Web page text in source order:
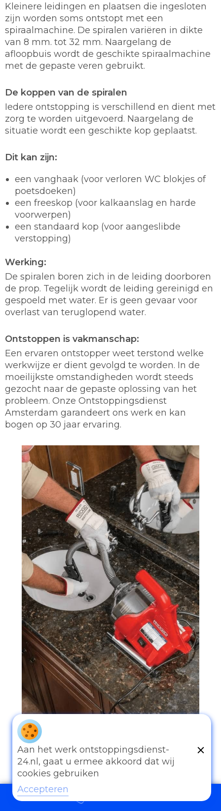
097006521500
Kleinere leidingen en plaatsen die ingesloten
zijn worden soms ontstopt met een
spiraalmachine. De spiralen variëren in dikte
van 8 mm. tot 32 mm. Naargelang de
afloopbuis wordt de geschikte spiraalmachine
met de gepaste veren gebruikt.
De koppen van de spiralen
Iedere ontstopping is verschillend en dient met
zorg te worden uitgevoerd. Naargelang de
situatie wordt een geschikte kop geplaatst.
Dit kan zijn:
een vanghaak (voor verloren WC blokjes of
poetsdoeken)
een freeskop (voor kalkaanslag en harde
voorwerpen)
een standaard kop (voor aangeslibde
verstopping)
Werking:
De spiralen boren zich in de leiding doorboren
de prop. Tegelijk wordt de leiding gereinigd en
gespoeld met water. Er is geen gevaar voor
overlast van teruglopend water.
Ontstoppen is vakmanschap:
Een ervaren ontstopper weet terstond welke
werkwijze er dient gevolgd te worden. In de
moeilijkste omstandigheden wordt steeds
gezocht naar de gepaste oplossing van het
probleem. Onze Ontstoppingsdienst
Amsterdam garandeert ons werk en kan
bogen op 30 jaar ervaring.
Andere diensten
Aan het werk ontstoppingsdienst-
24.nl, gaat u ermee akkoord dat wij
cookies gebruiken
Accepteren